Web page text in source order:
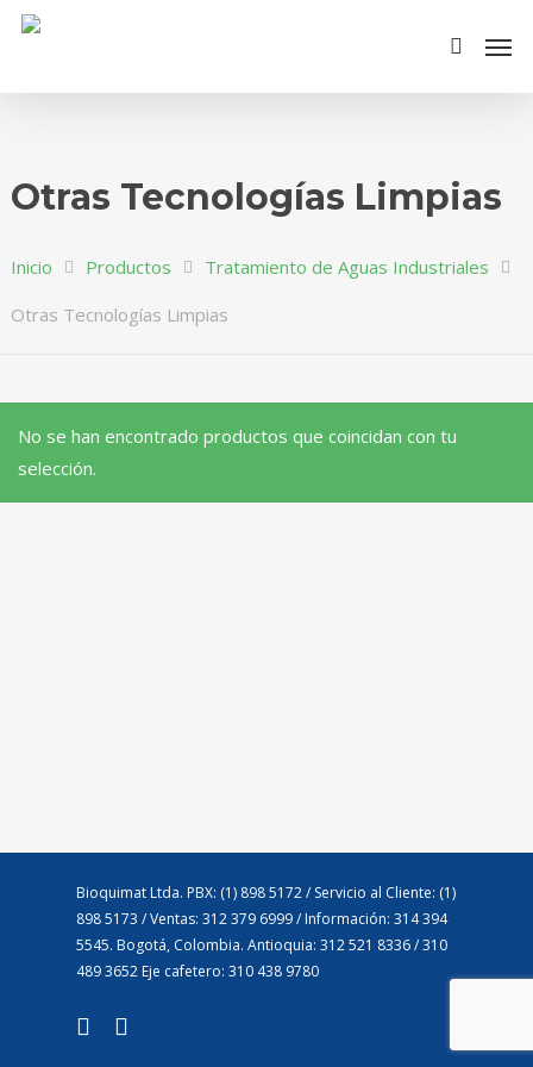
Otras Tecnologías Limpias
Inicio Productos
Tratamiento de Aguas Industriales
Otras Tecnologías Limpias
No se han encontrado productos que coincidan con tu
selección.
Bioquimat Ltda. PBX: (1) 898 5172 / Servicio al Cliente: (1)
898 5173 / Ventas: 312 379 6999 / Información: 314 394
5545. Bogotá, Colombia. Antioquia: 312 521 8336 / 310
489 3652 Eje cafetero: 310 438 9780